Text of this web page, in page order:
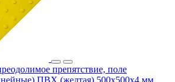
препятствие, поле
ПВХ (желтая) 500х500х4 мм